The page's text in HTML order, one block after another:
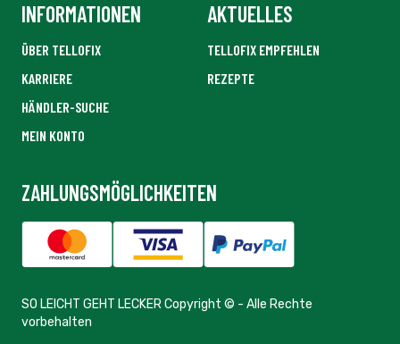
INFORMATIONEN
ÜBER TELLOFIX
KARRIERE
HÄNDLER-SUCHE
MEIN KONTO
AKTUELLES
TELLOFIX EMPFEHLEN
REZEPTE
ZAHLUNGSMÖGLICHKEITEN
SO LEICHT GEHT LECKER Copyright © - Alle Rechte
vorbehalten